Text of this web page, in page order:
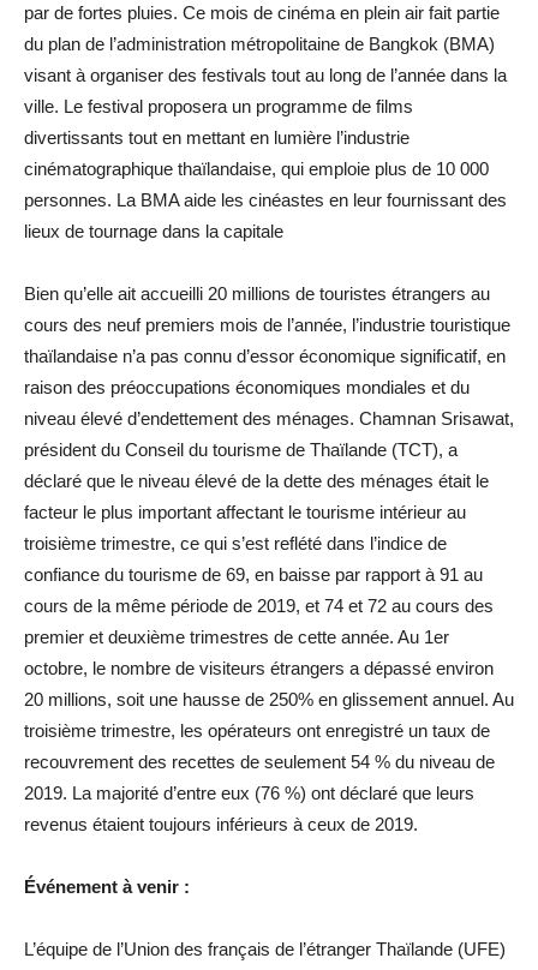
par de fortes pluies. Ce mois de cinéma en plein air fait partie
du plan de l’administration métropolitaine de Bangkok (BMA)
visant à organiser des festivals tout au long de l’année dans la
ville. Le festival proposera un programme de films
divertissants tout en mettant en lumière l’industrie
cinématographique thaïlandaise, qui emploie plus de 10 000
personnes. La BMA aide les cinéastes en leur fournissant des
lieux de tournage dans la capitale
Bien qu’elle ait accueilli 20 millions de touristes étrangers au
cours des neuf premiers mois de l’année, l’industrie touristique
thaïlandaise n’a pas connu d’essor économique significatif, en
raison des préoccupations économiques mondiales et du
niveau élevé d’endettement des ménages. Chamnan Srisawat,
président du Conseil du tourisme de Thaïlande (TCT), a
déclaré que le niveau élevé de la dette des ménages était le
facteur le plus important affectant le tourisme intérieur au
troisième trimestre, ce qui s’est reflété dans l’indice de
confiance du tourisme de 69, en baisse par rapport à 91 au
cours de la même période de 2019, et 74 et 72 au cours des
premier et deuxième trimestres de cette année. Au 1er
octobre, le nombre de visiteurs étrangers a dépassé environ
20 millions, soit une hausse de 250% en glissement annuel. Au
troisième trimestre, les opérateurs ont enregistré un taux de
recouvrement des recettes de seulement 54 % du niveau de
2019. La majorité d’entre eux (76 %) ont déclaré que leurs
revenus étaient toujours inférieurs à ceux de 2019.
Événement à venir :
L’équipe de l’Union des français de l’étranger Thaïlande (UFE)